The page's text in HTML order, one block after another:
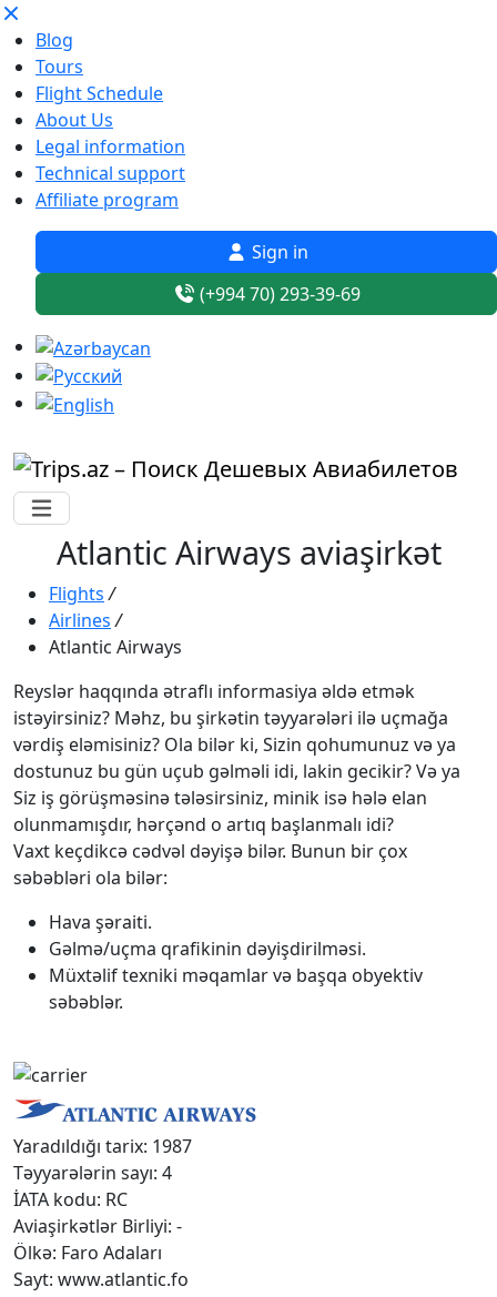
Blog
Tours
Flight Schedule
About Us
Legal information
Technical support
Affiliate program
Sign in
(+994 70) 293-39-69
Atlantic Airways aviaşirkət
Flights /
Airlines /
Atlantic Airways
Reyslər haqqında ətraflı informasiya əldə etmək
istəyirsiniz? Məhz, bu şirkətin təyyarələri ilə uçmağa
vərdiş eləmisiniz? Ola bilər ki, Sizin qohumunuz və ya
dostunuz bu gün uçub gəlməli idi, lakin gecikir? Və ya
Siz iş görüşməsinə tələsirsiniz, minik isə hələ elan
olunmamışdır, hərçənd o artıq başlanmalı idi?
Vaxt keçdikcə cədvəl dəyişə bilər. Bunun bir çox
səbəbləri ola bilər:
Hava şəraiti.
Gəlmə/uçma qrafikinin dəyişdirilməsi.
Müxtəlif texniki məqamlar və başqa obyektiv
səbəblər.
Yaradıldığı tarix: 1987
Təyyarələrin sayı: 4
İATA kodu: RC
Aviaşirkətlər Birliyi: -
Ölkə: Faro Adaları
Sayt: www.atlantic.fo